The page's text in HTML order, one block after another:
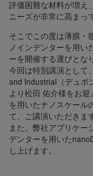
評価困難な材料が増え
ニーズが非常に高まっ
そこでこの度は薄膜・
ノインデンターを用い
ーを開催する運びとな
今回は特別講演として
and Industrial（デュポ
より松田 佑介様をお
を用いたナノスケール
て、ご講演いただきま
また、弊社アプリケー
デンターを用いた
し上げます。